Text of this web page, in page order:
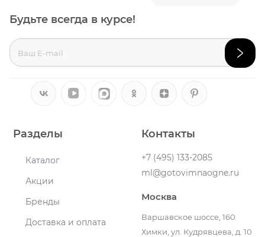
Разделы
Каталог
Акции
Бренды
Доставка и оплата
Контакты
+7 (495) 133-2085
ml@gotovimnaogne.ru
Москва
Варшавское шоссе, 160
Химки, ул. Кудрявцева, д. 10
Будьте всегда в курсе!